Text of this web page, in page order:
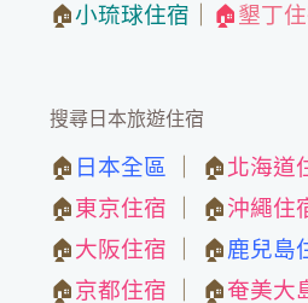
🏠小琉球住宿 🏠墾丁
搜尋日本旅遊住宿
🏠 日本全區 ｜ 🏠北海道
🏠東京住宿 ｜ 🏠沖繩住
🏠大阪住宿 ｜ 🏠鹿兒島
🏠京都住宿 ｜ 🏠奄美大